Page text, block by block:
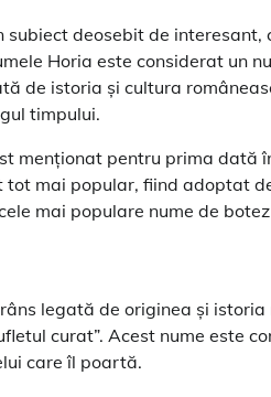
subiect deosebit de
Horia este considerat un
de istoria și cultura
timpului.
menționat pentru prima dată
tot mai popular, fiind adoptat
mai populare nume de
legată de originea și
curat”. Acest nume este
care îl poartă.